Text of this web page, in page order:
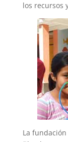
los recursos
La